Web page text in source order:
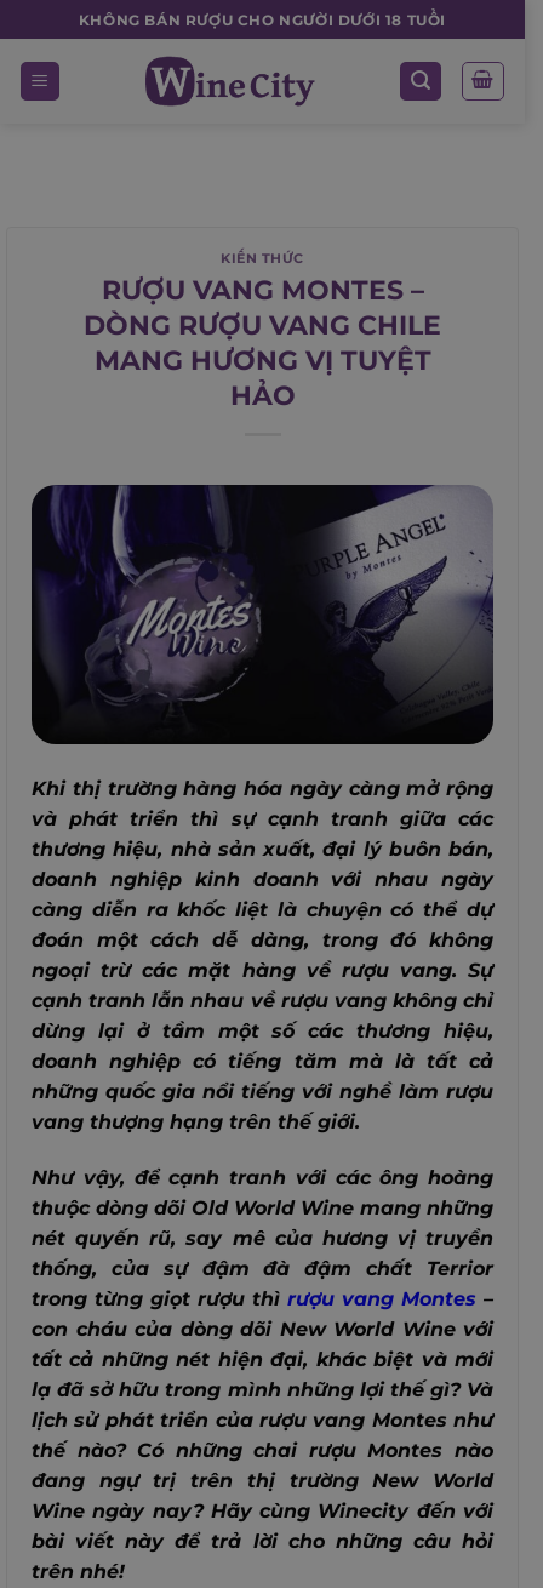
to
content
KHÔNG BÁN RƯỢU CHO NGƯỜI DƯỚI 18 TUỔI
KIẾN THỨC
RƯỢU VANG MONTES –
DÒNG RƯỢU VANG CHILE
MANG HƯƠNG VỊ TUYỆT
HẢO
Khi thị trường hàng hóa ngày càng mở rộng
và phát triển thì sự cạnh tranh giữa các
thương hiệu, nhà sản xuất, đại lý buôn bán,
doanh nghiệp kinh doanh với nhau ngày
càng diễn ra khốc liệt là chuyện có thể dự
đoán một cách dễ dàng, trong đó không
ngoại trừ các mặt hàng về rượu vang. Sự
cạnh tranh lẫn nhau về rượu vang không chỉ
dừng lại ở tầm một số các thương hiệu,
doanh nghiệp có tiếng tăm mà là tất cả
những quốc gia nổi tiếng với nghề làm rượu
vang thượng hạng trên thế giới.
Như vậy, để cạnh tranh với các ông hoàng
thuộc dòng dõi Old World Wine mang những
nét quyến rũ, say mê của hương vị truyền
thống, của sự đậm đà đậm chất Terrior
trong từng giọt rượu thì rượu vang Montes –
con cháu của dòng dõi New World Wine với
tất cả những nét hiện đại, khác biệt và mới
lạ đã sở hữu trong mình những lợi thế gì? Và
lịch sử phát triển của rượu vang Montes như
thế nào? Có những chai rượu Montes nào
đang ngự trị trên thị trường New World
Wine ngày nay? Hãy cùng Winecity đến với
bài viết này để trả lời cho những câu hỏi
trên nhé!